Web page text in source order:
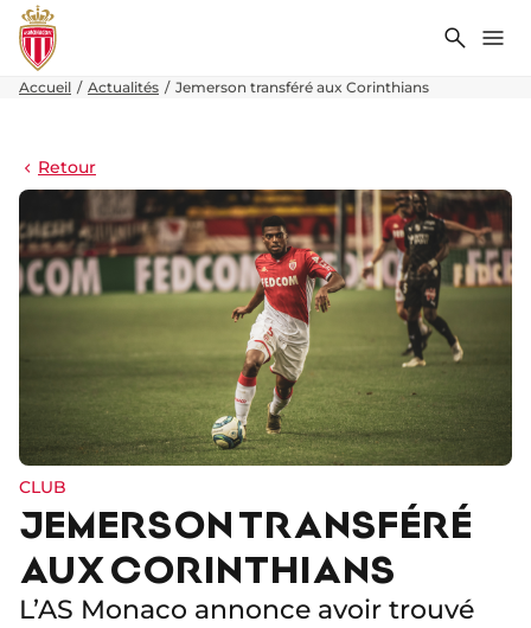
Accueil Actualités Jemerson transféré aux Corinthians
Retour
CLUB
JEMERSON TRANSFÉRÉ
AUX CORINTHIANS
L’AS Monaco annonce avoir trouvé